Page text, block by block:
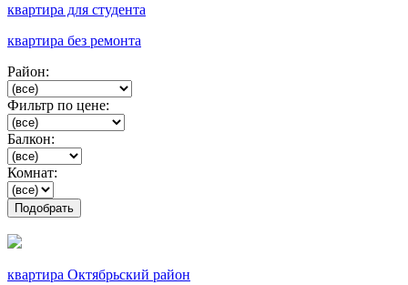
квартира для студента
квартира без ремонта
Район:
Фильтр по цене:
Балкон:
Комнат:
квартира Октябрьский район